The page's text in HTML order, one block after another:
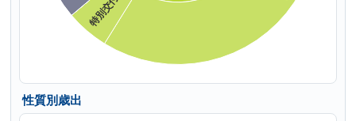
性質別歳出